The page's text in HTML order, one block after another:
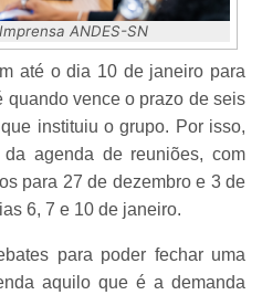
ANDES-SN
até o dia 10 de janeiro para
quando vence o prazo de seis
instituiu o grupo. Por isso,
agenda de reuniões, com
para 27 de dezembro e 3 de
6, 7 e 10 de janeiro.
para poder fechar uma
aquilo que é a demanda